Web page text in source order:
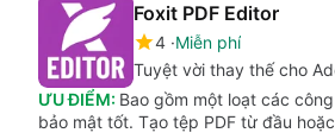
Foxit PDF Editor
4 Miễn phí
Tuyệt vời thay thế cho
ƯU ĐIỂM: Bao gồm một loạt các
bảo mật tốt. Tạo tệp PDF từ đầu